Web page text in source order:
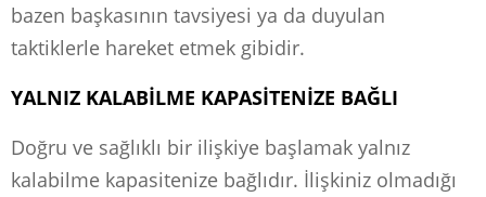
bazen başkasının tavsiyesi ya da duyulan
taktiklerle hareket etmek gibidir.
YALNIZ KALABİLME KAPASİTENİZE BAĞLI
Doğru ve sağlıklı bir ilişkiye başlamak yalnız
kalabilme kapasitenize bağlıdır. İlişkiniz olmadığı